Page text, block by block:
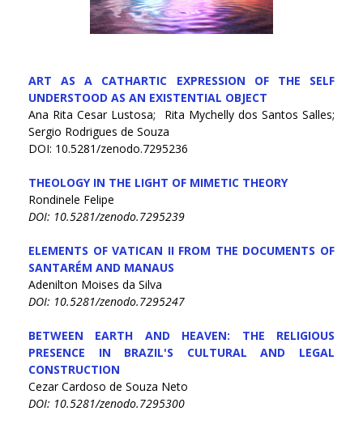
ART AS A CATHARTIC EXPRESSION OF THE SELF
UNDERSTOOD AS AN EXISTENTIAL OBJECT
Ana Rita Cesar Lustosa; Rita Mychelly dos Santos Salles;
Sergio Rodrigues de Souza
DOI: 10.5281/zenodo.7295236
THEOLOGY IN THE LIGHT OF MIMETIC THEORY
Rondinele Felipe
DOI: 10.5281/zenodo.7295239
ELEMENTS OF VATICAN II FROM THE DOCUMENTS OF
SANTARÉM AND MANAUS
Adenilton Moises da Silva
DOI: 10.5281/zenodo.7295247
BETWEEN EARTH AND HEAVEN: THE RELIGIOUS
PRESENCE IN BRAZIL'S CULTURAL AND LEGAL
CONSTRUCTION
Cezar Cardoso de Souza Neto
DOI: 10.5281/zenodo.7295300